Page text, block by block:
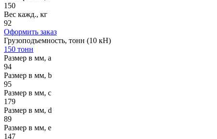
150
Вес кажд., кг
92
Оформить заказ
Грузоподъемность, тонн (10 кН)
150 тонн
Размер в мм, a
94
Размер в мм, b
95
Размер в мм, c
179
Размер в мм, d
89
Размер в мм, e
147